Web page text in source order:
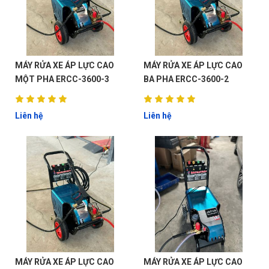
MÁY RỬA XE ÁP LỰC CAO
MỘT PHA ERCC-3600-3
Liên hệ
MÁY RỬA XE ÁP LỰC CAO
BA PHA ERCC-3600-2
Liên hệ
MÁY RỬA XE ÁP LỰC CAO MÁY RỬA XE ÁP LỰC CAO